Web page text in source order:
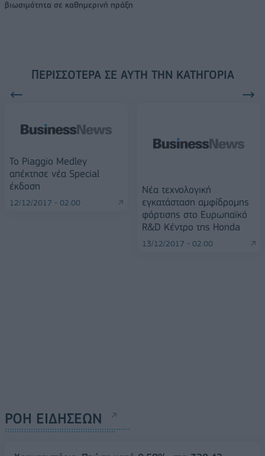
βιωσιμότητα σε καθημερινή πράξη
ΠΕΡΙΣΣΌΤΕΡΑ ΣΕ ΑΥΤΉ ΤΗΝ ΚΑΤΗΓΟΡΊΑ
Το Piaggio Medley
απέκτησε νέα Special
έκδοση
12/12/2017 - 02:00
Νέα τεχνολογική
εγκατάσταση αμφίδρομης
φόρτισης στο Ευρωπαϊκό
R&D Κέντρο της Honda
13/12/2017 - 02:00
ΡΟΗ ΕΙΔΗΣΕΩΝ